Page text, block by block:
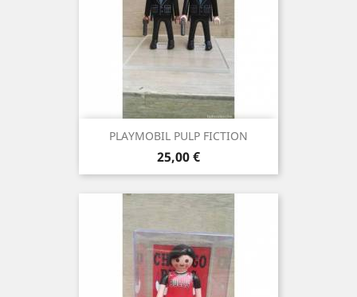
PLAYMOBIL PULP FICTION
Precio
25,00 €